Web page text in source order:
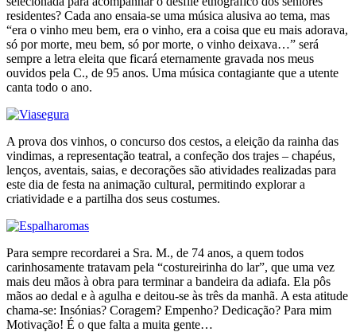
residentes? Cada ano ensaia-se uma música alusiva ao tema, mas
“era o vinho meu bem, era o vinho, era a coisa que eu mais adorava,
só por morte, meu bem, só por morte, o vinho deixava…” será
sempre a letra eleita que ficará eternamente gravada nos meus
ouvidos pela C., de 95 anos. Uma música contagiante que a utente
canta todo o ano.
A prova dos vinhos, o concurso dos cestos, a eleição da rainha das
vindimas, a representação teatral, a confeção dos trajes – chapéus,
lenços, aventais, saias, e decorações são atividades realizadas para
este dia de festa na animação cultural, permitindo explorar a
criatividade e a partilha dos seus costumes.
Para sempre recordarei a Sra. M., de 74 anos, a quem todos
carinhosamente tratavam pela “costureirinha do lar”, que uma vez
mais deu mãos à obra para terminar a bandeira da adiafa. Ela pôs
mãos ao dedal e à agulha e deitou-se às três da manhã. A esta atitude
chama-se: Insónias? Coragem? Empenho? Dedicação? Para mim
Motivação! É o que falta a muita gente…